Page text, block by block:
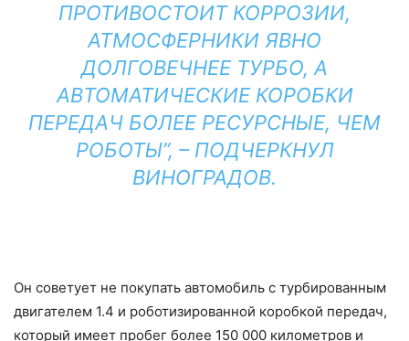
ПРОТИВОСТОИТ КОРРОЗИИ,
АТМОСФЕРНИКИ ЯВНО
ДОЛГОВЕЧНЕЕ ТУРБО, А
АВТОМАТИЧЕСКИЕ КОРОБКИ
ПЕРЕДАЧ БОЛЕЕ РЕСУРСНЫЕ, ЧЕМ
РОБОТЫ”, – ПОДЧЕРКНУЛ
ВИНОГРАДОВ.
Он советует не покупать автомобиль с турбированным
двигателем 1.4 и роботизированной коробкой передач,
который имеет пробег более 150 000 километров и